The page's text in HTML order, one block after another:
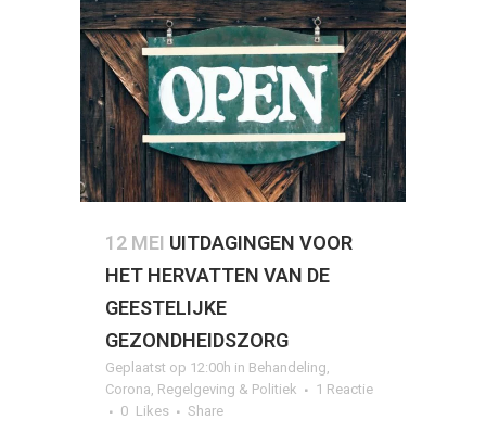
12 MEI UITDAGINGEN VOOR
HET HERVATTEN VAN DE
GEESTELIJKE
GEZONDHEIDSZORG
Geplaatst op 12:00h in Behandeling
Corona Regelgeving & Politiek
1 Reactie
0 Likes Share